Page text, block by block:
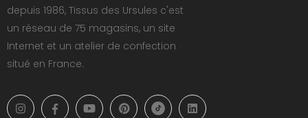
depuis 1986, Tissus des Ursules c'est
un réseau de 75 magasins, un site
Internet et un atelier de confection
situé en France.